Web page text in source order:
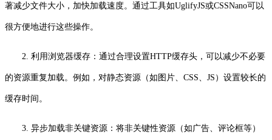
著减少文件大小，加快加载速度。通过工具如UglifyJS或CSSNano可以
很方便地进行这些操作。
2. 利用浏览器缓存：通过合理设置HTTP缓存头，可以减少不必要
的资源重复加载。例如，对静态资源（如图片、CSS、JS）设置较长的
缓存时间。
3. 异步加载非关键资源：将非关键性资源（如广告、评论框等）